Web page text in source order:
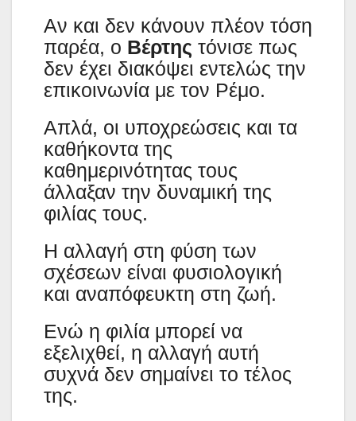
Αν και δεν κάνουν πλέον τόση
παρέα, ο Βέρτης τόνισε πως
δεν έχει διακόψει εντελώς την
επικοινωνία με τον Ρέμο.
Απλά, οι υποχρεώσεις και τα
καθήκοντα της
καθημερινότητας τους
άλλαξαν την δυναμική της
φιλίας τους.
Η αλλαγή στη φύση των
σχέσεων είναι φυσιολογική
και αναπόφευκτη στη ζωή.
Ενώ η φιλία μπορεί να
εξελιχθεί, η αλλαγή αυτή
συχνά δεν σημαίνει το τέλος
της.